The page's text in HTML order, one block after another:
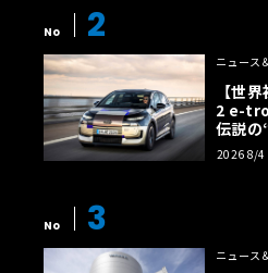
No 2
ニュース
【世
2 e-
伝説の
効率エ
【画像
2026 8/4
No 3
ニュース